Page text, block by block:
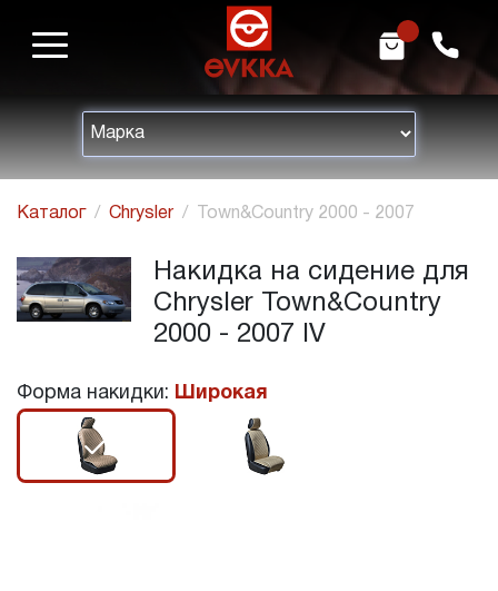
h m
Каталог Chrysler Town&Country 2000 - 2007
Накидка на сидение для
Chrysler Town&Country
2000 - 2007 IV
Форма накидки: Широкая
r